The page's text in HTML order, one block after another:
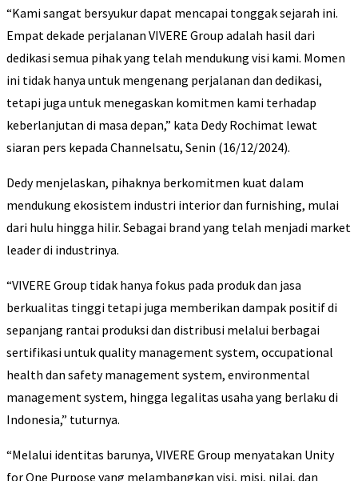
“Kami sangat bersyukur dapat mencapai tonggak sejarah ini.
Empat dekade perjalanan VIVERE Group adalah hasil dari
dedikasi semua pihak yang telah mendukung visi kami. Momen
ini tidak hanya untuk mengenang perjalanan dan dedikasi,
tetapi juga untuk menegaskan komitmen kami terhadap
keberlanjutan di masa depan,” kata Dedy Rochimat lewat
siaran pers kepada Channelsatu, Senin (16/12/2024).
Dedy menjelaskan, pihaknya berkomitmen kuat dalam
mendukung ekosistem industri interior dan furnishing, mulai
dari hulu hingga hilir. Sebagai brand yang telah menjadi market
leader di industrinya.
“VIVERE Group tidak hanya fokus pada produk dan jasa
berkualitas tinggi tetapi juga memberikan dampak positif di
sepanjang rantai produksi dan distribusi melalui berbagai
sertifikasi untuk quality management system, occupational
health dan safety management system, environmental
management system, hingga legalitas usaha yang berlaku di
Indonesia,” tuturnya.
“Melalui identitas barunya, VIVERE Group menyatakan Unity
for One Purpose yang melambangkan visi, misi, nilai, dan